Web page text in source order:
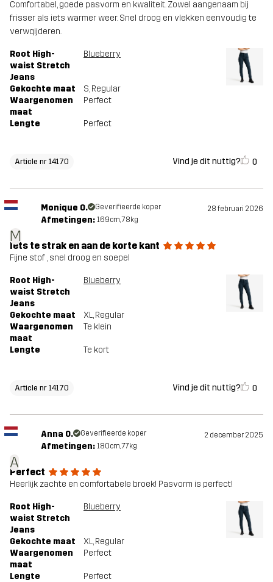
Comfortabel, goede pasvorm en kwaliteit. Zowel aangenaam bij
frisser als iets warmer weer. Snel droog en vlekken eenvoudig te
verwqijderen.
Root High-
waist Stretch
Jeans
Blueberry
Gekochte maat S, Regular
Waargenomen
maat
Perfect
Lengte Perfect
Article nr 14170 Vind je dit nuttig? 0
M
Monique O. Geverifieerde koper 28 februari 2026
Afmetingen: 169cm, 78kg
Iets te strak en aan de korte kant
Fijne stof , snel droog en soepel
Root High-
waist Stretch
Jeans
Blueberry
Gekochte maat XL, Regular
Waargenomen
maat
Te klein
Lengte Te kort
Article nr 14170 Vind je dit nuttig? 0
A
Anna O. Geverifieerde koper 2 december 2025
Afmetingen: 180cm, 77kg
Perfect
Heerlijk zachte en comfortabele broek! Pasvorm is perfect!
Root High-
waist Stretch
Jeans
Blueberry
Gekochte maat XL, Regular
Waargenomen
maat
Perfect
Lengte Perfect